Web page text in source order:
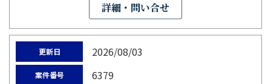
詳細・問い合せ
更新日 2026/08/03
案件番号 6379